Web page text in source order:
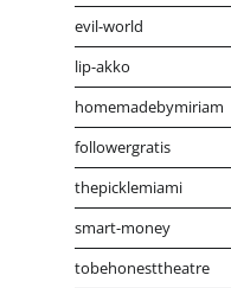
evil-world
lip-akko
homemadebymiriam
followergratis
thepicklemiami
smart-money
tobehonesttheatre